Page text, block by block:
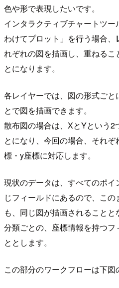
色や形で表現したいです。
インタラクティブチャートツ
わけてプロット」を行う場合、
れぞれの図を描画し、重ねる
とになります。
各レイヤーでは、図の形式ご
とで図を描画できます。
散布図の場合は、XとYという2
とになり、今回の場合、それ
標・y座標に対応します。
現状のデータは、すべてのポ
じフィールドにあるので、こ
も、同じ図が描画されること
分類ごとの、座標情報を持つ
ととします。
この部分のワークフローは下図